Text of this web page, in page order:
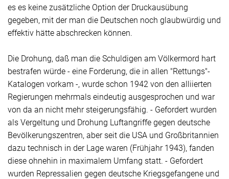
es es keine zusätzliche Option der Druckausübung
gegeben, mit der man die Deutschen noch glaubwürdig und
effektiv hätte abschrecken können.
Die Drohung, daß man die Schuldigen am Völkermord hart
bestrafen würde - eine Forderung, die in allen "Rettungs"-
Katalogen vorkam -, wurde schon 1942 von den alliierten
Regierungen mehrmals eindeutig ausgesprochen und war
von da an nicht mehr steigerungsfähig. - Gefordert wurden
als Vergeltung und Drohung Luftangriffe gegen deutsche
Bevölkerungszentren, aber seit die USA und Großbritannien
dazu technisch in der Lage waren (Frühjahr 1943), fanden
diese ohnehin in maximalem Umfang statt. - Gefordert
wurden Repressalien gegen deutsche Kriegsgefangene und